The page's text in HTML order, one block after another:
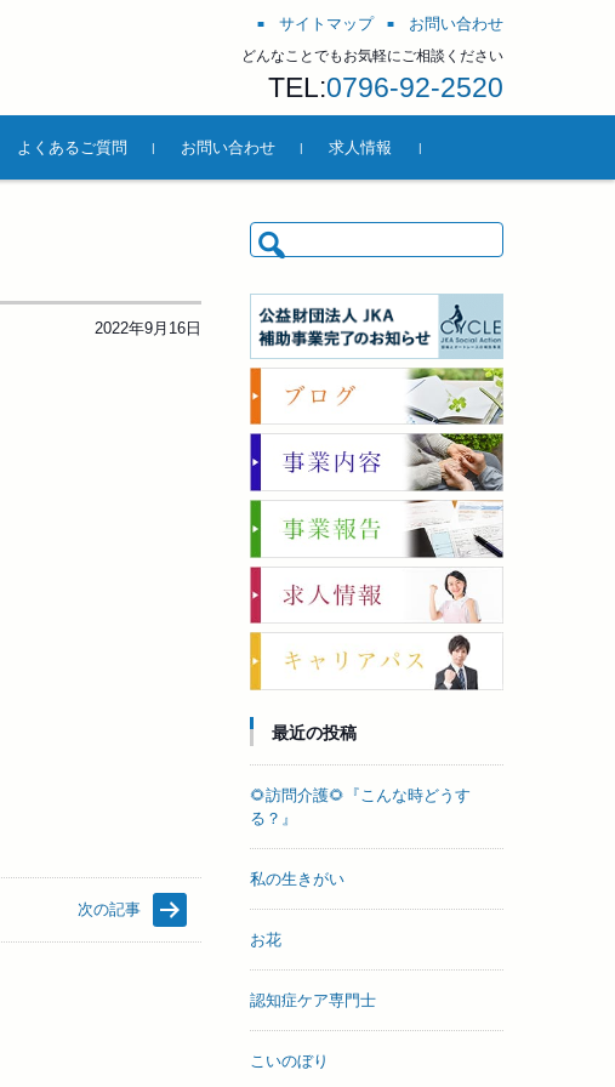
サイトマップ お問い合わせ
どんなことでもお気軽にご相談ください
TEL:0796-92-2520
よくあるご質問 お問い合わせ 求人情報
2022年9月16日
次の記事
検索:
最近の投稿
🌻訪問介護🌻『こんな時どうす
る？』
私の生きがい
お花
認知症ケア専門士
こいのぼり